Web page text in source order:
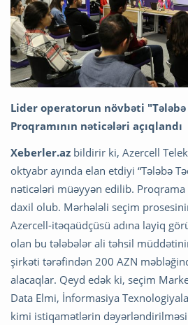
Lider operatorun növbəti "Tələbə
Proqramının nəticələri açıqlandı
Xeberler.az bildirir ki, Azercell
oktyabr ayında elan etdiyi “Tələbə
nəticələri müəyyən edilib.
daxil olub. Mərhələli seçim
Azercell-itəqaüdçüsü adına layiq
olan bu tələbələr ali təhsil
şirkəti tərəfindən 200 AZN
alacaqlar. Qeyd edək ki, seçim
Data Elmi, İnformasiya
kimi istiqamətlərin